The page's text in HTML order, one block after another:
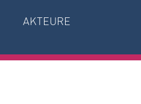
AKTEURE